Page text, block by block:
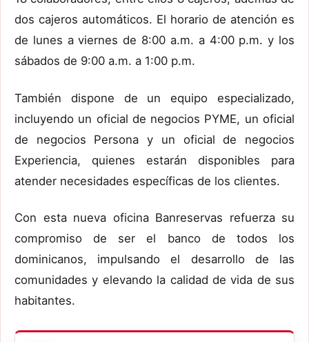
dos cajeros automáticos. El horario de atención es
de lunes a viernes de 8:00 a.m. a 4:00 p.m. y los
sábados de 9:00 a.m. a 1:00 p.m.
También dispone de un equipo especializado,
incluyendo un oficial de negocios PYME, un oficial
de negocios Persona y un oficial de negocios
Experiencia, quienes estarán disponibles para
atender necesidades específicas de los clientes.
Con esta nueva oficina Banreservas refuerza su
compromiso de ser el banco de todos los
dominicanos, impulsando el desarrollo de las
comunidades y elevando la calidad de vida de sus
habitantes.